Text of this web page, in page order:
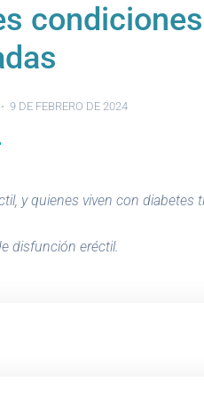
9 DE FEBRERO DE 2024
y quienes viven con diabetes
disfunción eréctil.